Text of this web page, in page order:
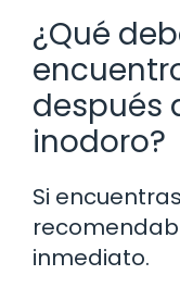
¿Qué
después
inodoro?
Si
inmediato.